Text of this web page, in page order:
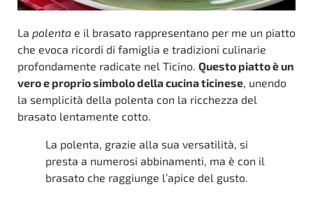
La polenta e il brasato rappresentano per me un piatto
che evoca ricordi di famiglia e tradizioni culinarie
profondamente radicate nel Ticino. Questo piatto è un
vero e proprio simbolo della cucina ticinese, unendo
la semplicità della polenta con la ricchezza del
brasato lentamente cotto.
La polenta, grazie alla sua versatilità, si
presta a numerosi abbinamenti, ma è con il
brasato che raggiunge l’apice del gusto.